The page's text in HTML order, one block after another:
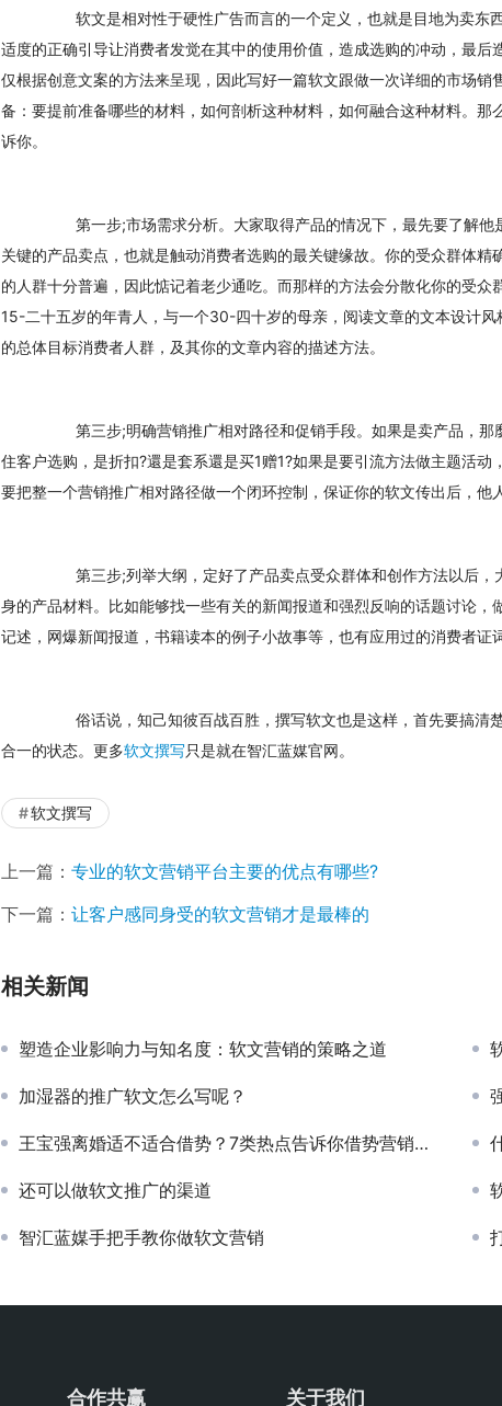
软文是相对性于硬性广告而言的一个定义，也就是目地为卖东
适度的正确引导让消费者发觉在其中的使用价值，造成选购的冲动，最
仅根据创意文案的方法来呈现，因此写好一篇软文跟做一次详细的市场
备：要提前准备哪些的材料，如何剖析这种材料，如何融合这种材料。
诉你。
第一步;市场需求分析。大家取得产品的情况下，最先要了解他
关键的产品卖点，也就是触动消费者选购的最关键缘故。你的受众群体
的人群十分普遍，因此惦记着老少通吃。而那样的方法会分散化你的受
15-二十五岁的年青人，与一个30-四十岁的母亲，阅读文章的文本设计
的总体目标消费者人群，及其你的文章内容的描述方法。
第三步;明确营销推广相对路径和促销手段。如果是卖产品，那
住客户选购，是折扣?還是套系還是买1赠1?如果是要引流方法做主题活
要把整一个营销推广相对路径做一个闭环控制，保证你的软文传出后，他
第三步;列举大纲，定好了产品卖点受众群体和创作方法以后，
身的产品材料。比如能够找一些有关的新闻报道和强烈反响的话题讨论
记述，网爆新闻报道，书籍读本的例子小故事等，也有应用过的消费者证词
俗话说，知己知彼百战百胜，撰写软文也是这样，首先要搞清
合一的状态。更多软文撰写只是就在智汇蓝媒官网。
软文撰写
上一篇： 专业的软文营销平台主要的优点有哪些?
下一篇： 让客户感同身受的软文营销才是最棒的
相关新闻
塑造企业影响力与知名度：软文营销的策略之道
加湿器的推广软文怎么写呢？
王宝强离婚适不适合借势？7类热点告诉你借势营销的正确姿势！
还可以做软文推广的渠道
智汇蓝媒手把手教你做软文营销
合作共赢 关于我们